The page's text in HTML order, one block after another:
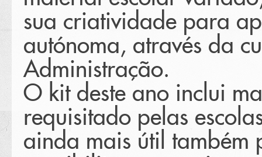
sua criatividade para
autónoma, através da
Administração.
O kit deste ano inclui
requisitado pelas
ainda mais útil também